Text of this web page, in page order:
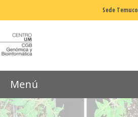
Sede Temuco
Menú